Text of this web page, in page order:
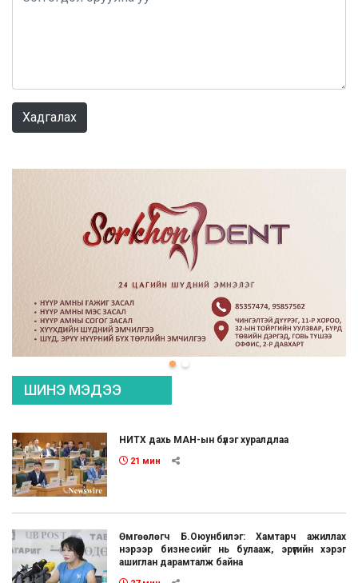
Хадгалах
ШИНЭ МЭДЭЭ
НИТХ дахь МАН-ын бүлэг хуралдлаа
21 мин
Өмгөөлөгч Б.Оюунбилэг: Хамтарч ажиллах
нэрээр бизнесийг нь булааж, эрүүгийн хэрэг
ашиглан дарамталж байна